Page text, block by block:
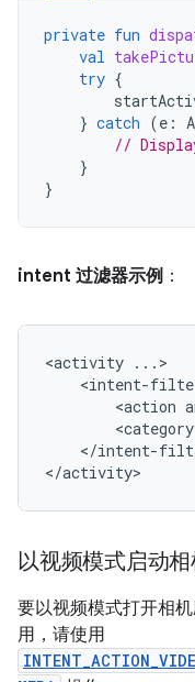
private fun
val
try {
} catch (e :
//
}
}
intent 过滤器示例 ：
<activity
<action
<category
</intent-
</activity>
以视频模式启动
要以视频模式打开相
用，请使用